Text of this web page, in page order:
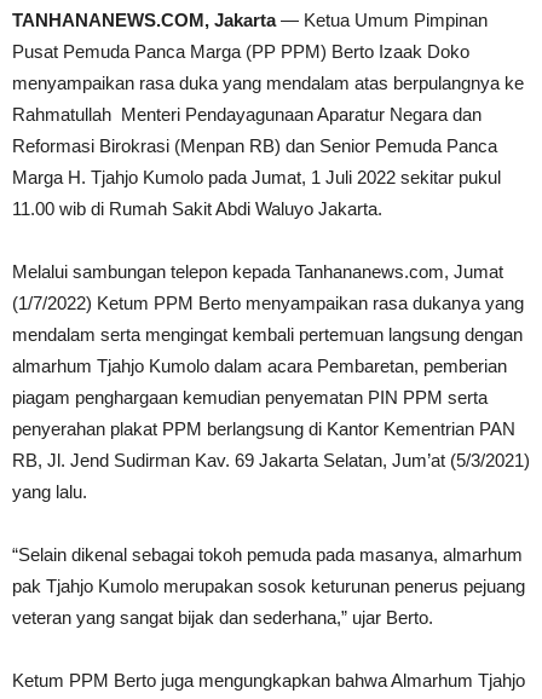
TANHANANEWS.COM, Jakarta— Ketua Umum Pimpinan
Pusat Pemuda Panca Marga (PP PPM) Berto Izaak Doko
menyampaikan rasa duka yang mendalam atas berpulangnya ke
Rahmatullah Menteri Pendayagunaan Aparatur Negara dan
Reformasi Birokrasi (Menpan RB) dan Senior Pemuda Panca
Marga H. Tjahjo Kumolo pada Jumat, 1 Juli 2022 sekitar pukul
11.00 wib di Rumah Sakit Abdi Waluyo Jakarta.
Melalui sambungan telepon kepada Tanhananews.com, Jumat
(1/7/2022) Ketum PPM Berto menyampaikan rasa dukanya yang
mendalam serta mengingat kembali pertemuan langsung dengan
almarhum Tjahjo Kumolo dalam acara Pembaretan, pemberian
piagam penghargaan kemudian penyematan PIN PPM serta
penyerahan plakat PPM berlangsung di Kantor Kementrian PAN
RB, Jl. Jend Sudirman Kav. 69 Jakarta Selatan, Jum’at (5/3/2021)
yang lalu.
“Selain dikenal sebagai tokoh pemuda pada masanya, almarhum
pak Tjahjo Kumolo merupakan sosok keturunan penerus pejuang
veteran yang sangat bijak dan sederhana,” ujar Berto.
Ketum PPM Berto juga mengungkapkan bahwa Almarhum Tjahjo